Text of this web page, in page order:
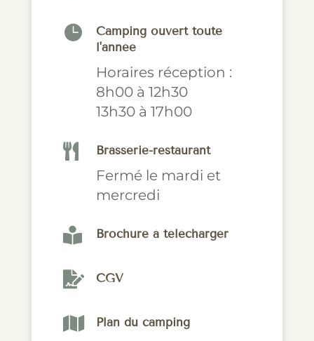

Camping ouvert toute
l'année
Horaires réception :
8h00 à 12h30
13h30 à 17h00
 Brasserie-restaurant
Fermé le mardi et
mercredi
 Brochure à télécharger
 CGV
 Plan du camping